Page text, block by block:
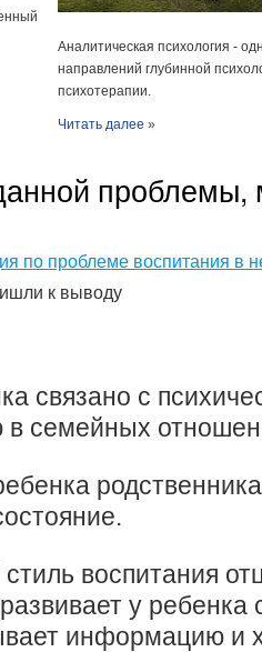
Аналитическая психология -
направлений глубинной
психотерапии.
Читать далее »
по проблеме воспитания в
к выводу
связано с
в семейных
воспитания
у
информацию и